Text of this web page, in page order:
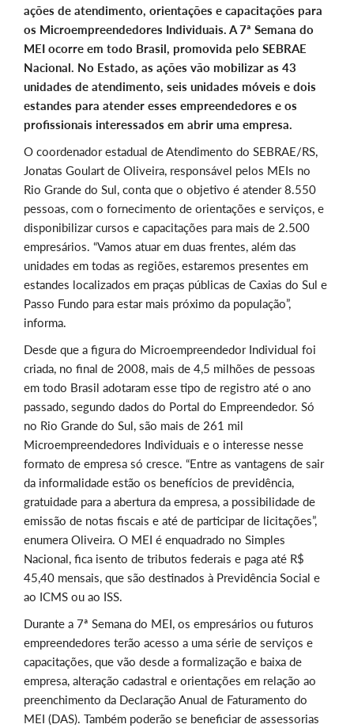
ações de atendimento, orientações e capacitações para
os Microempreendedores Individuais. A 7ª Semana do
MEI ocorre em todo Brasil, promovida pelo SEBRAE
Nacional. No Estado, as ações vão mobilizar as 43
unidades de atendimento, seis unidades móveis e dois
estandes para atender esses empreendedores e os
profissionais interessados em abrir uma empresa.
O coordenador estadual de Atendimento do SEBRAE/RS,
Jonatas Goulart de Oliveira, responsável pelos MEIs no
Rio Grande do Sul, conta que o objetivo é atender 8.550
pessoas, com o fornecimento de orientações e serviços, e
disponibilizar cursos e capacitações para mais de 2.500
empresários. “Vamos atuar em duas frentes, além das
unidades em todas as regiões, estaremos presentes em
estandes localizados em praças públicas de Caxias do Sul e
Passo Fundo para estar mais próximo da população”,
informa.
Desde que a figura do Microempreendedor Individual foi
criada, no final de 2008, mais de 4,5 milhões de pessoas
em todo Brasil adotaram esse tipo de registro até o ano
passado, segundo dados do Portal do Empreendedor. Só
no Rio Grande do Sul, são mais de 261 mil
Microempreendedores Individuais e o interesse nesse
formato de empresa só cresce. “Entre as vantagens de sair
da informalidade estão os benefícios de previdência,
gratuidade para a abertura da empresa, a possibilidade de
emissão de notas fiscais e até de participar de licitações”,
enumera Oliveira. O MEI é enquadrado no Simples
Nacional, fica isento de tributos federais e paga até R$
45,40 mensais, que são destinados à Previdência Social e
ao ICMS ou ao ISS.
Durante a 7ª Semana do MEI, os empresários ou futuros
empreendedores terão acesso a uma série de serviços e
capacitações, que vão desde a formalização e baixa de
empresa, alteração cadastral e orientações em relação ao
preenchimento da Declaração Anual de Faturamento do
MEI (DAS). Também poderão se beneficiar de assessorias